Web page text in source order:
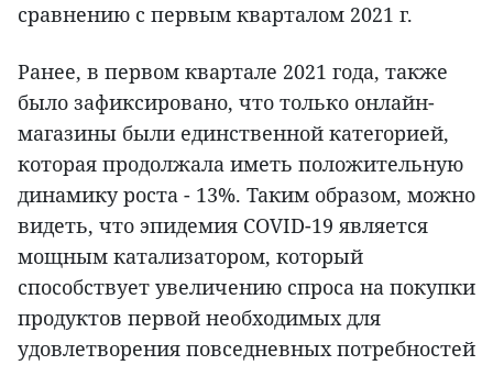
сравнению с первым кварталом 2021 г.
Ранее, в первом квартале 2021 года, также
было зафиксировано, что только онлайн-
магазины были единственной категорией,
которая продолжала иметь положительную
динамику роста - 13%. Таким образом, можно
видеть, что эпидемия COVID-19 является
мощным катализатором, который
способствует увеличению спроса на покупки
продуктов первой необходимых для
удовлетворения повседневных потребностей